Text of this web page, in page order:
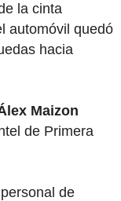
la cinta
automóvil quedó
hacia
Maizon
de Primera
de